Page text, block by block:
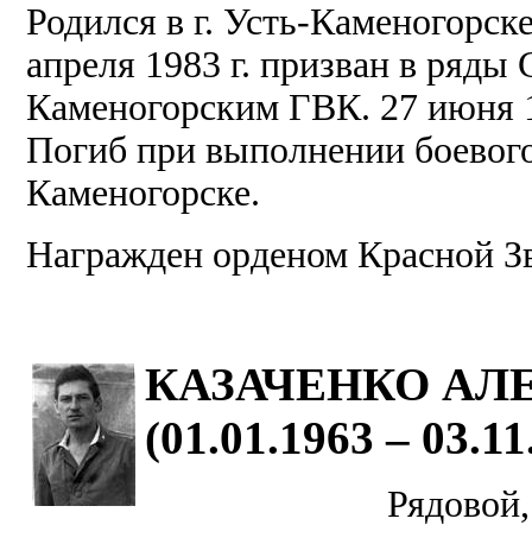
Родился в г. Усть-
апреля 1983 г. призван в
Каменогорским ГВК. 27 июня
Погиб при выполнении
Каменогорске.
Награжден орденом Красной
КАЗАЧЕНКО
(01.01.1963 –